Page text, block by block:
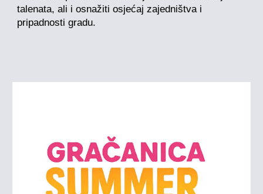
talenata, ali i osnažiti osjećaj zajedništva i
pripadnosti gradu.